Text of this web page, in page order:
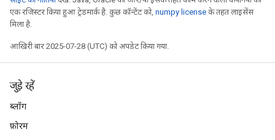
एक रजिस्टर किया हुआ ट्रेडमार्क है. कुछ कॉन्टेंट को, numpy license के तहत लाइसेंस
मिला है.
आखिरी बार 2025-07-28 (UTC) को अपडेट किया गया.
जुड़े रहें
ब्लॉग
फ़ोरम